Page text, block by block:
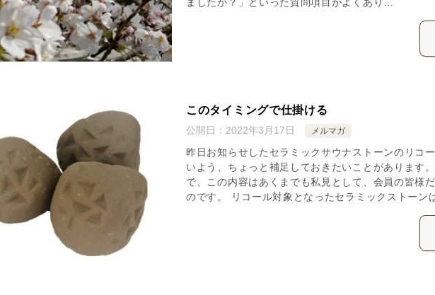
このタイミングで仕掛ける
公開日： 2022年3月17日 メルマガ
昨日お知らせしたセラミックサウナストーンのリコ
いよう、ちょっと補足しておきたいことがあります
で、この内容はあくまでも私見として、会員の皆様
のです。 リコール対象となったセラミックストーン